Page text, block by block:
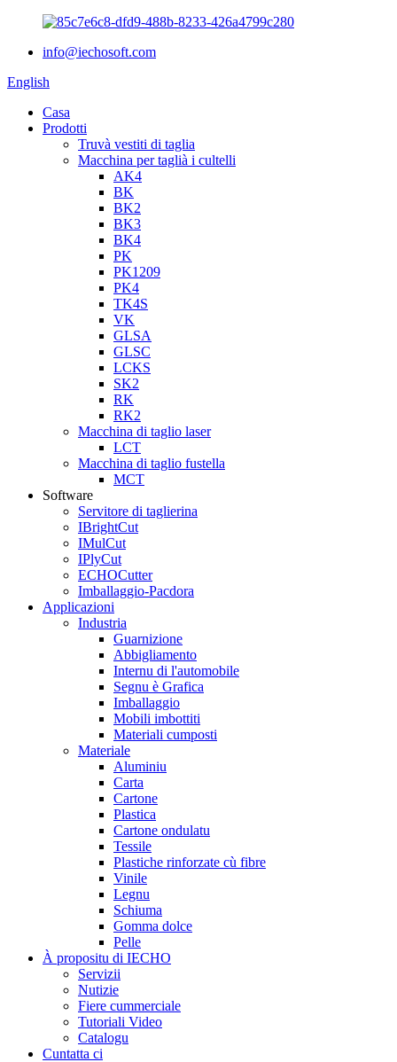
info@iechosoft.com
English
Casa
Prodotti
Truvà vestiti di taglia
Macchina per taglià i cultelli
AK4
BK
BK2
BK3
BK4
PK
PK1209
PK4
TK4S
VK
GLSA
GLSC
LCKS
SK2
RK
RK2
Macchina di taglio laser
LCT
Macchina di taglio fustella
MCT
Software
Servitore di taglierina
IBrightCut
IMulCut
IPlyCut
ECHOCutter
Imballaggio-Pacdora
Applicazioni
Industria
Guarnizione
Abbigliamento
Internu di l'automobile
Segnu è Grafica
Imballaggio
Mobili imbottiti
Materiali cumposti
Materiale
Aluminiu
Carta
Cartone
Plastica
Cartone ondulatu
Tessile
Plastiche rinforzate cù fibre
Vinile
Legnu
Schiuma
Gomma dolce
Pelle
À propositu di IECHO
Servizii
Nutizie
Fiere cummerciale
Tutoriali Video
Catalogu
Cuntatta ci